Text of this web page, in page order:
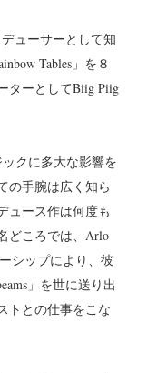
ューサーとして知
Tables」を８
ターとしてBiig Piig
クに多大な影響を
の手腕は広く知ら
ュース作は何度も
どころでは、Arlo
シップにより、彼
」を世に送り出
トとの仕事をこな